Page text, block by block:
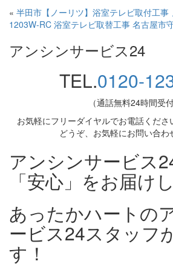
« 半田市【ノーリツ】浴室テレビ取付工事
1203W-RC 浴室テレビ取替工事 名古屋市
アンシンサービス24
TEL.0120-
（通話無料24時間受付
お気軽にフリーダイヤルでお電話くださ
どうぞ、お気軽にお問い合わ
アンシンサービス
「安心」をお届け
あったかハートの
ービス24スタッフ
す！